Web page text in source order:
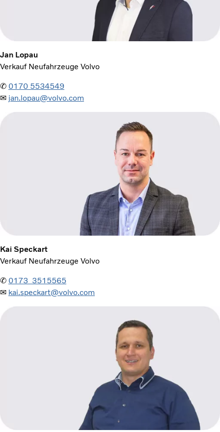
Jan Lopau
Verkauf Neufahrzeuge Volvo
✆ 0170 5534549
✉ jan.lopau@volvo.com
Kai Speckart
Verkauf Neufahrzeuge Volvo
✆ 0173 3515565
✉ kai.speckart@volvo.com